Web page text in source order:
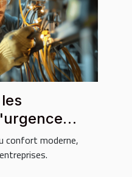
confort moderne,